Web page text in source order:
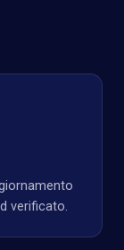
verificato.